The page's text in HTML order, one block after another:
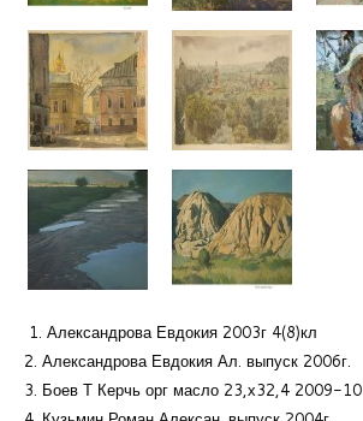
1. Александрова Евдокия 2003г 4(8)кл
2. Александрова Евдокия Ал. выпуск 2006г.
3. Боев Т Керчь орг масло 23,х32,4 2009-10